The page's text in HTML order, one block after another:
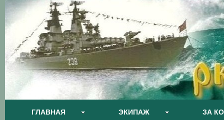
ГЛАВНАЯ ЭКИПАЖ ЗА